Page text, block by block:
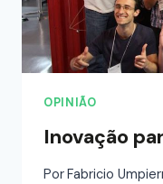
OPINIÃO
Inovação
PorFabricio